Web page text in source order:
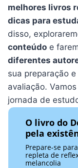
melhores livros
dicas para
disso,
conteúdo e
diferentes
sua preparação
avaliação.
jornada de
O livro do
pela
Prepare-se
repleta de
melancolia